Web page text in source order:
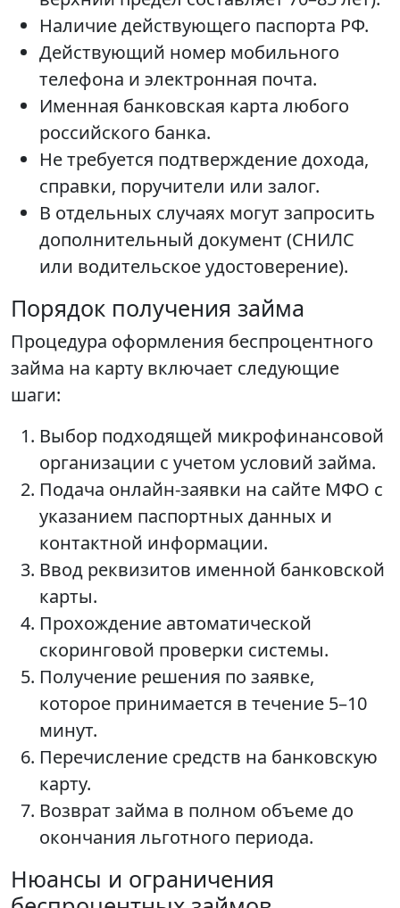
Наличие действующего паспорта РФ.
Действующий номер мобильного
телефона и электронная почта.
Именная банковская карта любого
российского банка.
Не требуется подтверждение дохода,
справки, поручители или залог.
В отдельных случаях могут запросить
дополнительный документ (СНИЛС
или водительское удостоверение).
Порядок получения займа
Процедура оформления беспроцентного
займа на карту включает следующие
шаги:
Выбор подходящей микрофинансовой
организации с учетом условий займа.
Подача онлайн-заявки на сайте МФО с
указанием паспортных данных и
контактной информации.
Ввод реквизитов именной банковской
карты.
Прохождение автоматической
скоринговой проверки системы.
Получение решения по заявке,
которое принимается в течение 5–10
минут.
Перечисление средств на банковскую
карту.
Возврат займа в полном объеме до
окончания льготного периода.
Нюансы и ограничения